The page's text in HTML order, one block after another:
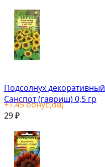
Подсолнух декоративный
Санспот (гавриш) 0,5 гр
+1.45бонус(ов)
29 ₽